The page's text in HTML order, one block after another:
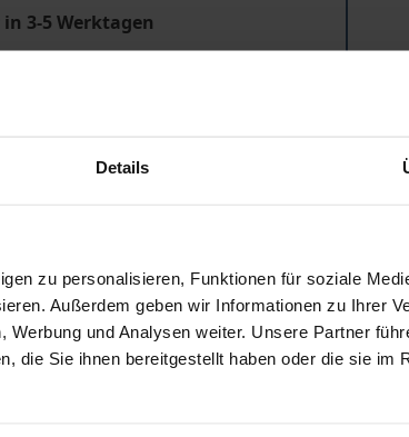
Details
zu personalisieren, Funktionen für soziale
Außerdem geben wir Informationen zu Ihrer
und Analysen weiter. Unsere Partner
die Sie ihnen bereitgestellt haben oder die sie im
3-5 Werktagen
inkl. MwSt. Abhängig von der Lieferadresse kann
Warenkorb Zur Wunschliste hinzufügen
Bibliografische Angaben
großen Themen der künftigen